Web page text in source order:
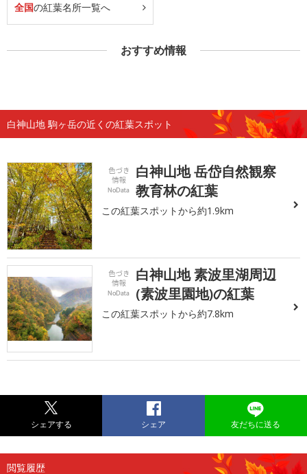
全国の紅葉名所一覧へ
おすすめ情報
白神山地 駒ヶ岳の近くの紅葉スポット
白神山地 岳岱自然観察
教育林の紅葉
この紅葉スポットから約1.9km
白神山地 素波里湖周辺
(素波里園地)の紅葉
この紅葉スポットから約7.8km
シェアする シェア 友だちに送る
閲覧履歴